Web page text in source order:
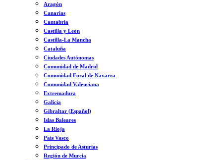
Aragón
Canarias
Cantabria
Castilla y León
Castilla-La Mancha
Cataluña
Ciudades Autónomas
Comunidad de Madrid
Comunidad Foral de Navarra
Comunidad Valenciana
Extremadura
Galicia
Gibraltar (Español)
Islas Baleares
La Rioja
País Vasco
Principado de Asturias
Región de Murcia